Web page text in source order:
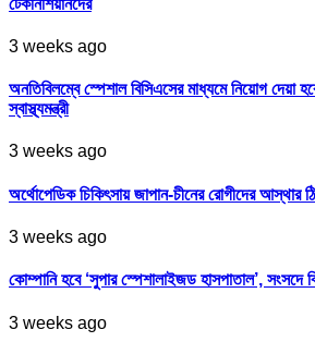
3 weeks ago
অনতিবিলম্বে স্পেশাল বিসিএসের মাধ্যমে নিয়োগ দেয়া
স্বাস্থ্যমন্ত্রী
3 weeks ago
অর্থোপেডিক চিকিৎসায় জাপান-চীনের রোগীদের আস্থার
3 weeks ago
কোম্পানি হবে ‘সুপার স্পেশালাইজড হাসপাতাল’, সংসদে
3 weeks ago